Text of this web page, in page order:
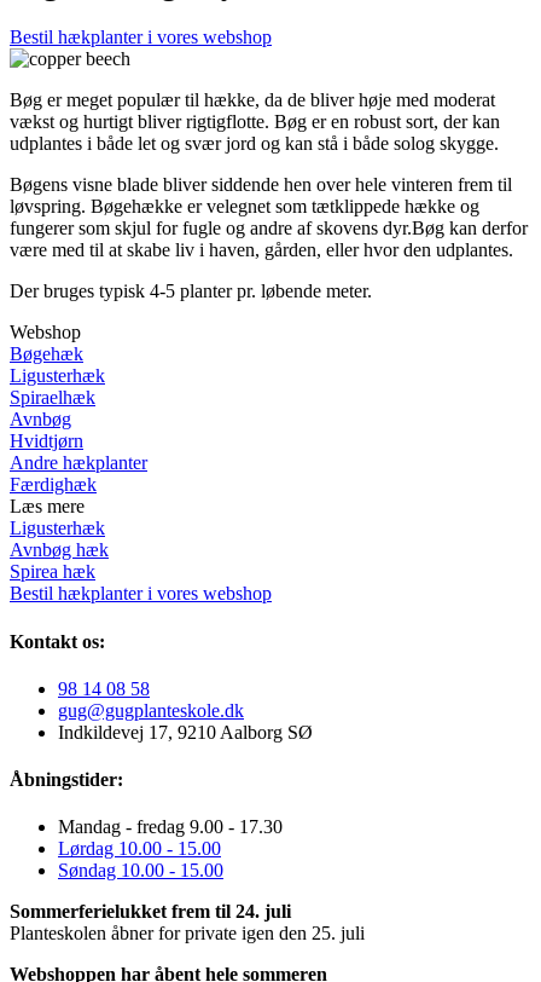
Bestil hækplanter i vores webshop
Bøg er meget populær til hække, da de bliver høje med moderat
vækst og hurtigt bliver rigtigflotte. Bøg er en robust sort, der kan
udplantes i både let og svær jord og kan stå i både solog skygge.
Bøgens visne blade bliver siddende hen over hele vinteren frem til
løvspring. Bøgehække er velegnet som tætklippede hække og
fungerer som skjul for fugle og andre af skovens dyr.Bøg kan derfor
være med til at skabe liv i haven, gården, eller hvor den udplantes.
Der bruges typisk 4-­5 planter pr. løbende meter.
Webshop
Bøgehæk
Ligusterhæk
Spiraelhæk
Avnbøg
Hvidtjørn
Andre hækplanter
Færdighæk
Læs mere
Ligusterhæk
Avnbøg hæk
Spirea hæk
Bestil hækplanter i vores webshop
Kontakt os:
98 14 08 58
gug@gugplanteskole.dk
Indkildevej 17, 9210 Aalborg SØ
Åbningstider:
Mandag - fredag 9.00 - 17.30
Lørdag 10.00 - 15.00
Søndag 10.00 - 15.00
Sommerferielukket frem til 24. juli
Planteskolen åbner for private igen den 25. juli
Webshoppen har åbent hele sommeren